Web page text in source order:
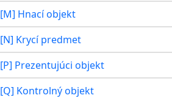
[M] Hnací objekt
[N] Krycí predmet
[P] Prezentujúci objekt
[Q] Kontrolný objekt